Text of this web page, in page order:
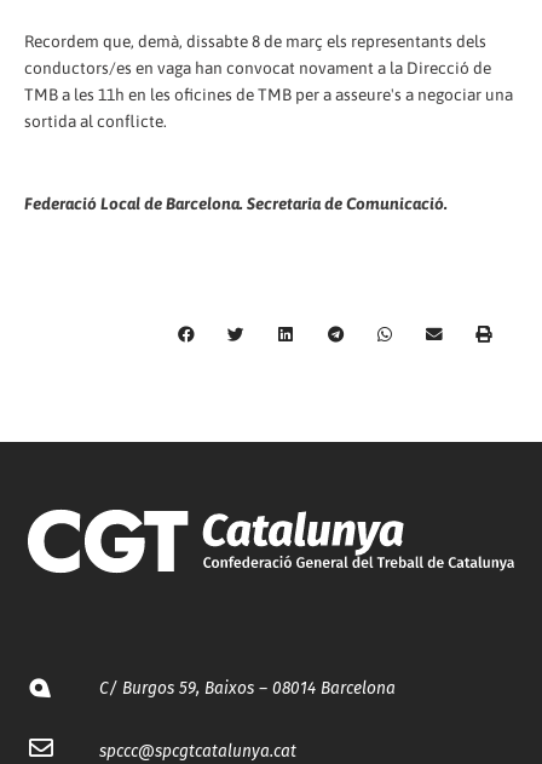
Recordem que, demà, dissabte 8 de març els representants dels
conductors/es en vaga han convocat novament a la Direcció de
TMB a les 11h en les oficines de TMB per a asseure's a negociar una
sortida al conflicte.
Federació Local de Barcelona. Secretaria de Comunicació.
C/ Burgos 59, Baixos – 08014 Barcelona
spccc@spcgtcatalunya.cat